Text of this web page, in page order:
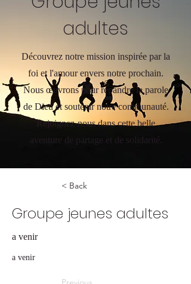
adultes
Découvrez notre mission inspirée par la
foi et l'amour envers notre prochain.
Nous œuvrons pour répandre la parole
de Dieu et soutenir notre communauté.
Rejoignez-nous dans cette belle
aventure de partage et de solidarité.
< Back
Groupe jeunes adultes
a venir
a venir